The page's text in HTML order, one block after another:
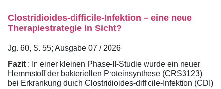
Clostridioides-difficile-Infektion – eine neue
Therapiestrategie in Sicht?
Jg. 60, S. 55; Ausgabe 07 / 2026
Fazit : In einer kleinen Phase-II-Studie wurde ein neuer
Hemmstoff der bakteriellen Proteinsynthese (CRS3123)
bei Erkrankung durch Clostridioides-difficile-Infektion (CDI)